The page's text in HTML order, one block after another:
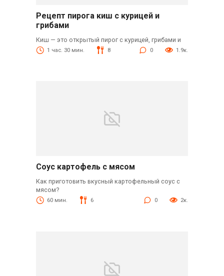
Рецепт пирога киш с курицей и
грибами
Киш — это открытый пирог с курицей, грибами и
1 час. 30 мин. 8 0 1.9к.
Соус картофель с мясом
Как приготовить вкусный картофельный соус с
мясом?
60 мин. 6 0 2к.